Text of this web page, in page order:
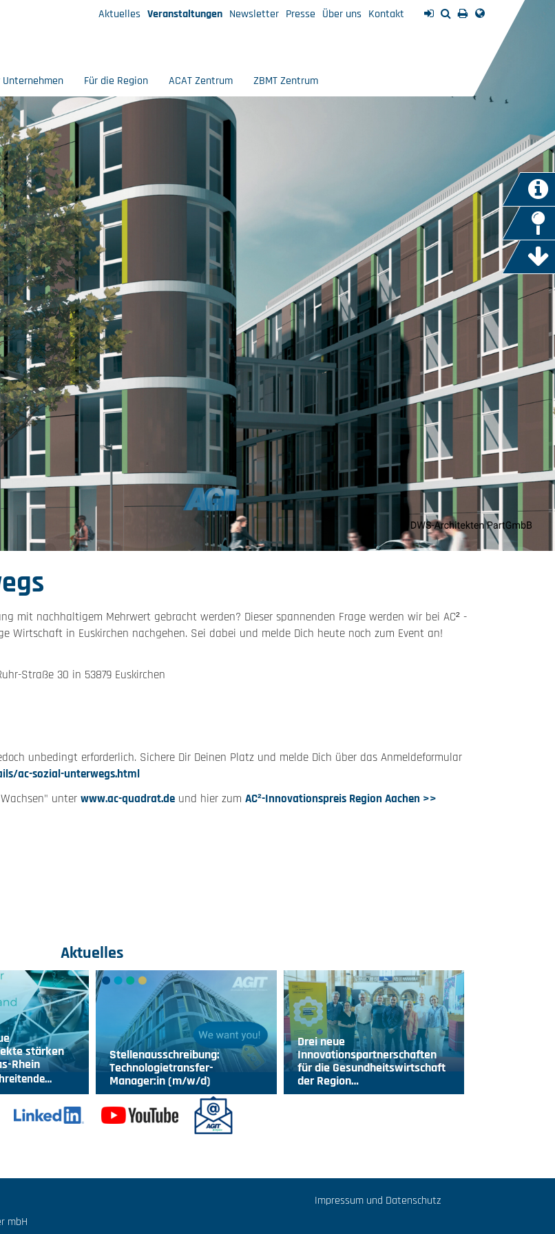
Aktuelles Veranstaltungen Newsletter Presse Über uns Kontakt
Unternehmen Für die Region ACAT Zentrum ZBMT Zentrum
mit nachhaltigem Mehrwert gebracht werden? Dieser spannenden Frage werden wir bei AC² -
Wirtschaft in Euskirchen nachgehen. Sei dabei und melde Dich heute noch zum Event an!
Straße 30 in 53879 Euskirchen
unbedingt erforderlich. Sichere Dir Deinen Platz und melde Dich über das Anmeldeformular
ac-sozial-unterwegs.html
unter www.ac-quadrat.de und hier zum AC²-Innovationspreis Region Aachen >>
Aktuelles
stärken
Rhein
Stellenausschreibung:
Technologietransfer-
Manager:in (m/w/d)
Drei neue
Innovationspartnerschaften
für die Gesundheitswirtschaft
der Region…
mbH
Impressum und Datenschutz